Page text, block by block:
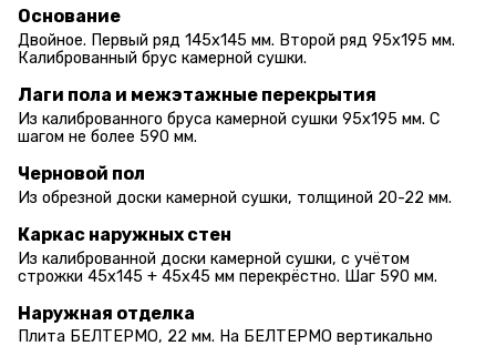
Основание
Двойное. Первый ряд 145х145 мм. Второй ряд 95х195 мм.
Калиброванный брус камерной сушки.
Лаги пола и межэтажные перекрытия
Из калиброванного бруса камерной сушки 95х195 мм. С
шагом не более 590 мм.
Черновой пол
Из обрезной доски камерной сушки, толщиной 20-22 мм.
Каркас наружных стен
Из калиброванной доски камерной сушки, с учётом
строжки 45х145 + 45х45 мм перекрёстно. Шаг 590 мм.
Наружная отделка
Плита БЕЛТЕРМО, 22 мм. На БЕЛТЕРМО вертикально